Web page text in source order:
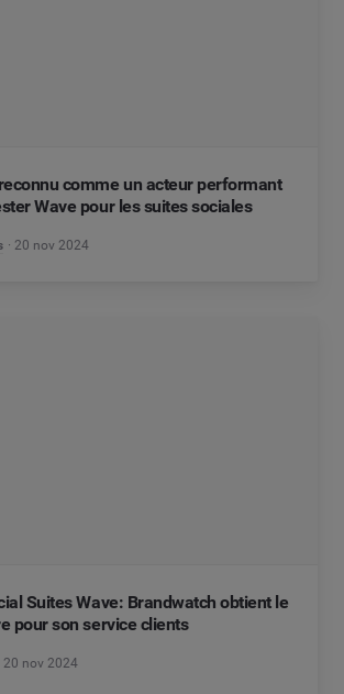
comme un acteur performant
Wave pour les suites sociales
20 nov 2024
Suites Wave: Brandwatch obtient le
pour son service clients
20 nov 2024